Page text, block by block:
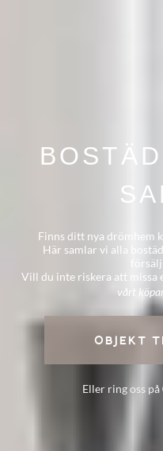
Finns ditt nya drömhem
Här samlar vi alla
Vill du inte riskera att missa
vårt
OBJEKT
Eller ring oss på